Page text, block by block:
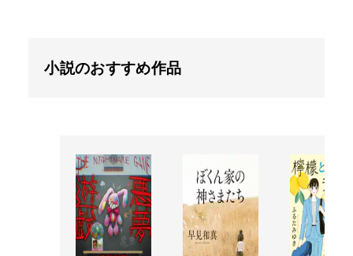
小説のおすすめ作品